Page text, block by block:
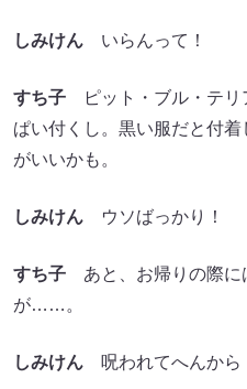
しみけん いらんって！
すち子 ピット・ブル・テリ
ぱい付くし。黒い服だと付
がいいかも。
しみけん ウソばっかり！
すち子 あと、お帰りの際に
が……。
しみけん 呪われてへんから